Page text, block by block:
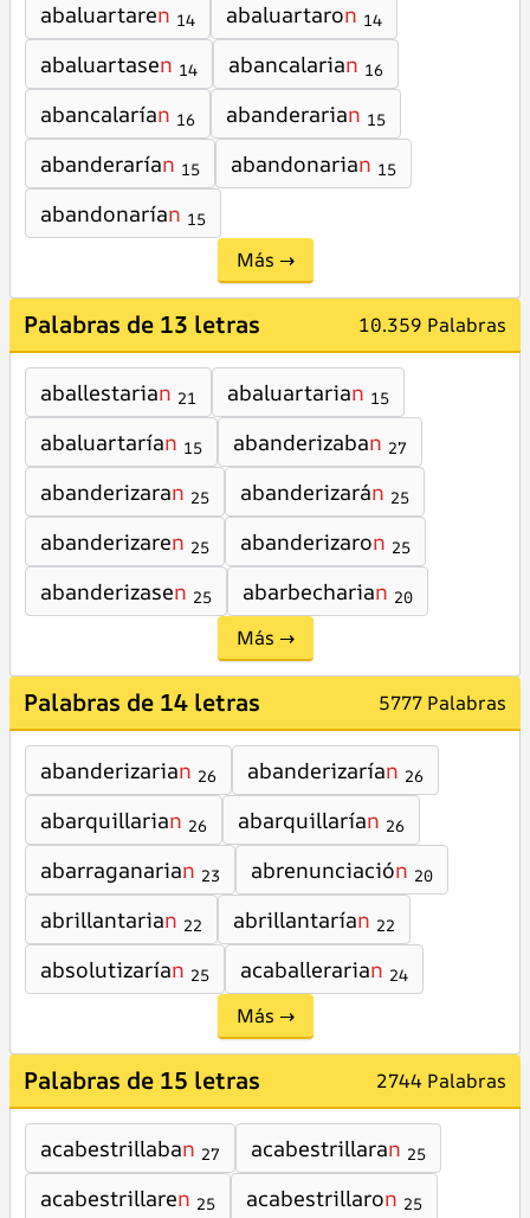
abaluartaren 14 abaluartaron 14
abaluartasen 14 abancalarian 16
abancalarían 16 abanderarian 15
abanderarían 15 abandonarian 15
abandonarían 15
Más →
Palabras de 13 letras 10.359 Palabras
aballestarian 21 abaluartarian 15
abaluartarían 15 abanderizaban 27
abanderizaran 25 abanderizarán 25
abanderizaren 25 abanderizaron 25
abanderizasen 25 abarbecharian 20
Más →
Palabras de 14 letras 5777 Palabras
abanderizarian 26 abanderizarían 26
abarquillarian 26 abarquillarían 26
abarraganarian 23 abrenunciación 20
abrillantarian 22 abrillantarían 22
absolutizarían 25 acaballerarian 24
Más →
Palabras de 15 letras 2744 Palabras
acabestrillaban 27 acabestrillaran 25
acabestrillaren 25 acabestrillaron 25